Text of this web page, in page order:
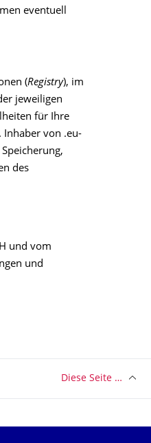
eventuell
(Registry), im
jeweiligen
für Ihre
Inhaber von .eu-
des
und vom
und
Diese Seite …